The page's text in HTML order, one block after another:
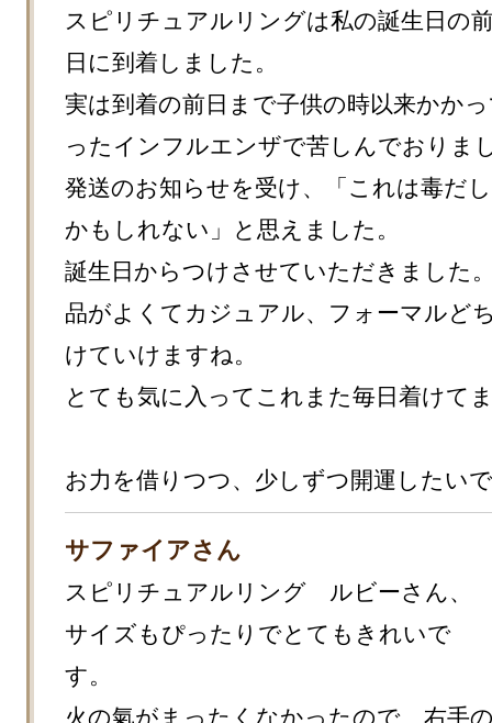
スピリチュアルリングは私の誕生日の
日に到着しました。
実は到着の前日まで子供の時以来かか
ったインフルエンザで苦しんでおりま
発送のお知らせを受け、「これは毒だ
かもしれない」と思えました。
誕生日からつけさせていただきました
品がよくてカジュアル、フォーマルど
けていけますね。
とても気に入ってこれまた毎日着けて
お力を借りつつ、少しずつ開運したい
サファイアさん
スピリチュアルリング　ルビーさん、
サイズもぴったりでとてもきれいで
す。
火の氣がまったくなかったので、右手